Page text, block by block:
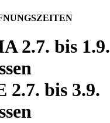
2.7. bis 1.9.
2.7. bis 3.9.